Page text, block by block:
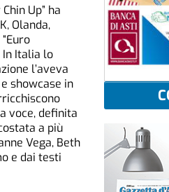
Up” ha
Olanda,
In Italia lo
l’aveva
showcase in
voce, definita
a più
Vega, Beth
e dai testi